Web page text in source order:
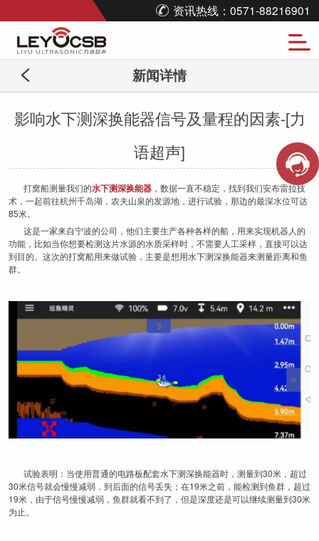
资讯热线：0571-88216901
新闻详情
影响水下测深换能器信号及量程的因素-[力
语超声]
打窝船测量我们的水下测深换能器，数据一直不稳定，找到我们安布雷拉技
术，一起前往杭州千岛湖，农夫山泉的发源地，进行试验，那边的最深水位可达
85米。
这是一家来自宁波的公司，他们主要生产各种各样的船，用来实现机器人的
功能，比如当你想要检测这片水源的水质采样时，不需要人工采样，直接可以达
到目的。这次的打窝船用来做试验，主要是想用水下测深换能器来测量距离和鱼
群。
试验表明：当使用普通的电路板配套水下测深换能器时，测量到30米，超过
30米信号就会慢慢减弱，到后面的信号丢失；在19米之前，能检测到鱼群，超过
19米，由于信号慢慢减弱，鱼群就看不到了，但是深度还是可以继续测量到30米
为止。